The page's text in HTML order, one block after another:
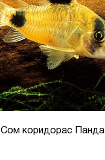
Сом коридорас Панда